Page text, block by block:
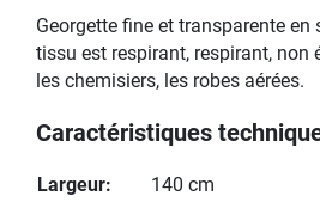
Georgette fine et transparente en
tissu est respirant, respirant, non
les chemisiers, les robes aérées.
Caractéristiques
Largeur:
140 cm